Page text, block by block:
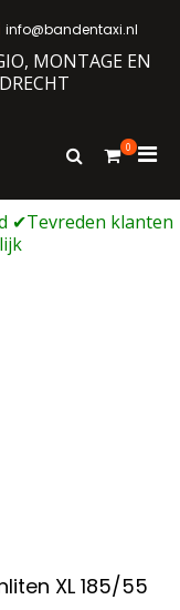
info@bandentaxi.nl
MONTAGE EN
met eigen webshop
Toon
0
voor
XL 185/55